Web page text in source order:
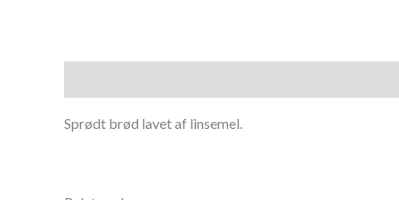
Sprødt brød lavet af linsemel.